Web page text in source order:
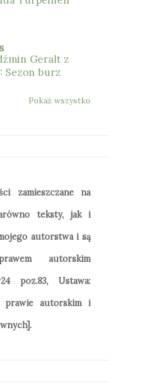
Geralt z
Sezon burz
Pokaż wszystko
zamieszczane na
teksty, jak i
autorstwa i są
autorskim
poz.83, Ustawa:
prawie autorskim i